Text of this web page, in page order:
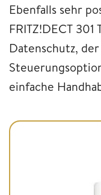
Ebenfalls sehr
FRITZ!DECT
Datenschutz,
einfache